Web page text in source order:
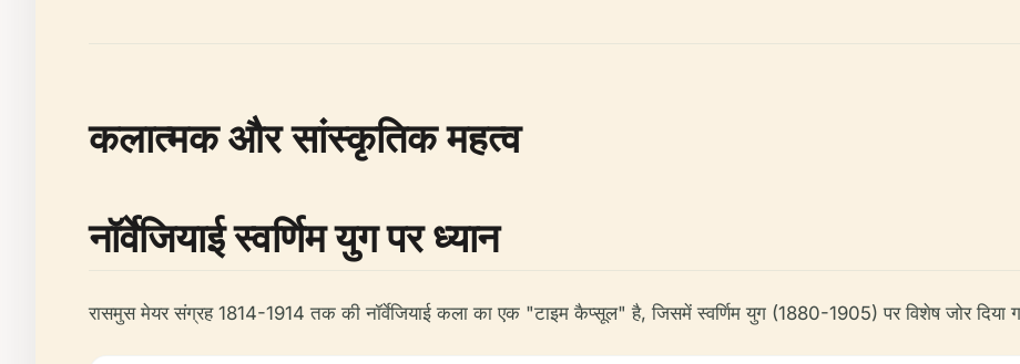
कलात्मक और सांस्कृतिक महत्व
नॉर्वेजियाई स्वर्णिम युग पर ध्यान
रासमुस मेयर संग्रह 1814-1914 तक की नॉर्वेजियाई कला का एक "टाइम कैप्सूल" है, जिसमें स्वर्णिम युग (1880-1905) पर विशेष जोर दिया